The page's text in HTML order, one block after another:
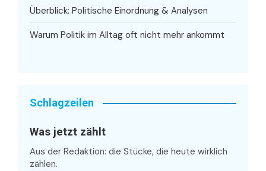
Überblick: Politische Einordnung & Analysen
Warum Politik im Alltag oft nicht mehr ankommt
Schlagzeilen
Was jetzt zählt
Aus der Redaktion: die Stücke, die heute wirklich
zählen.